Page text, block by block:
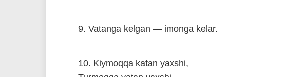
9. Vatanga kelgan — imonga kelar.
10. Kiymoqqa katan yaxshi,